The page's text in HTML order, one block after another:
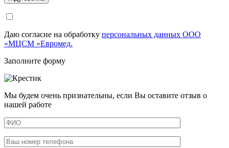
Даю согласие на обработку персональных данных ООО
«МЦСМ «Евромед.
Заполните форму
Мы будем очень признательны, если Вы оставите отзыв о
нашей работе